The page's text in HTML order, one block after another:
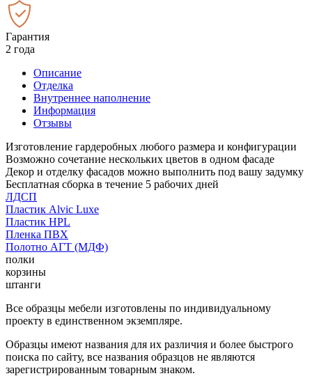
Гарантия
2 года
Описание
Отделка
Внутреннее наполнение
Информация
Отзывы
Изготовление гардеробных любого размера и конфигурации
Возможно сочетание нескольких цветов в одном фасаде
Декор и отделку фасадов можно выполнить под вашу задумку
Бесплатная сборка в течение 5 рабочих дней
ЛДСП
Пластик Alvic Luxe
Пластик HPL
Пленка ПВХ
Полотно АГТ (МДФ)
полки
корзины
штанги
Все образцы мебели изготовлены по индивидуальному
проекту в единственном экземпляре.
Образцы имеют названия для их различия и более быстрого
поиска по сайту, все названия образцов не являются
зарегистрированным товарным знаком.